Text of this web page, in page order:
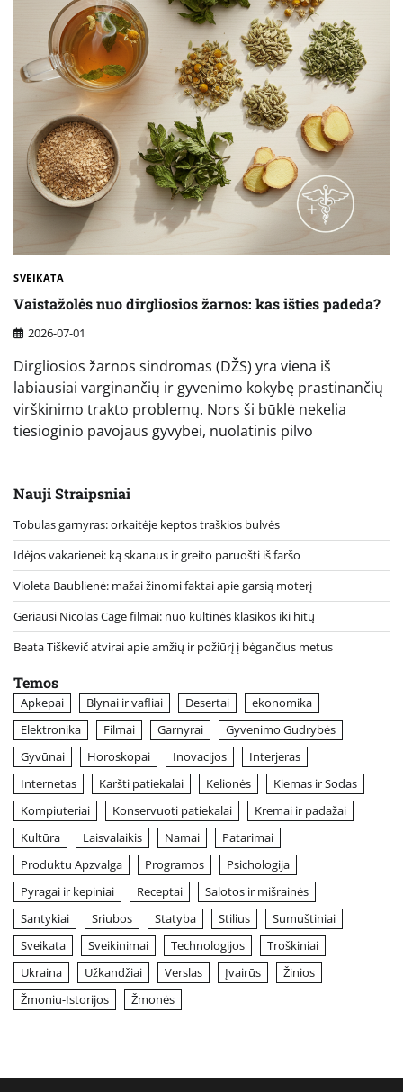
SVEIKATA
Vaistažolės nuo dirgliosios žarnos: kas išties padeda?
2026-07-01
Dirgliosios žarnos sindromas (DŽS) yra viena iš
labiausiai varginančių ir gyvenimo kokybę prastinančių
virškinimo trakto problemų. Nors ši būklė nekelia
tiesioginio pavojaus gyvybei, nuolatinis pilvo
Nauji Straipsniai
Tobulas garnyras: orkaitėje keptos traškios bulvės
Idėjos vakarienei: ką skanaus ir greito paruošti iš faršo
Violeta Baublienė: mažai žinomi faktai apie garsią moterį
Geriausi Nicolas Cage filmai: nuo kultinės klasikos iki hitų
Beata Tiškevič atvirai apie amžių ir požiūrį į bėgančius metus
Temos
Apkepai Blynai ir vafliai Desertai
ekonomika
Elektronika
Filmai Garnyrai
Gyvenimo Gudrybės
Gyvūnai
Horoskopai Inovacijos
Interjeras
Internetas
Karšti patiekalai Kelionės
Kiemas ir Sodas
Kompiuteriai
Konservuoti patiekalai
Kremai ir padažai
Kultūra
Laisvalaikis Namai
Patarimai
Produktu Apzvalga
Programos
Psichologija
Pyragai ir kepiniai
Receptai
Salotos ir mišrainės
Santykiai
Sriubos Statyba Stilius
Sumuštiniai
Sveikata
Sveikinimai Technologijos
Troškiniai
Ukraina
Užkandžiai Verslas Įvairūs
Žinios
Žmoniu-Istorijos
Žmonės